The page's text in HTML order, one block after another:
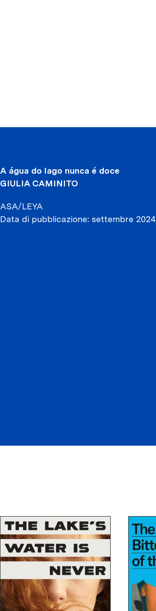
A água do lago nunca é doce
GIULIA CAMINITO
ASA/LEYA
Data di pubblicazione settembre 2024